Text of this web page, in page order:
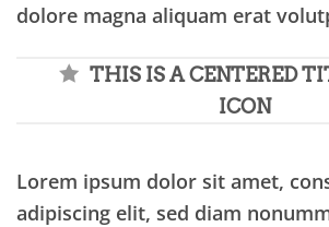
dolore magna aliquam erat
THIS IS A CENTERED
ICON
Lorem ipsum dolor sit amet,
adipiscing elit, sed diam